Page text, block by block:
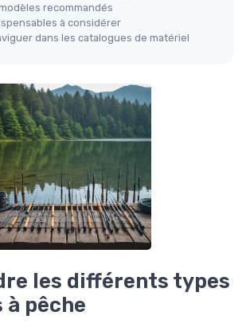
recommandés
à considérer
dans les catalogues de matériel
les différents types
à pêche